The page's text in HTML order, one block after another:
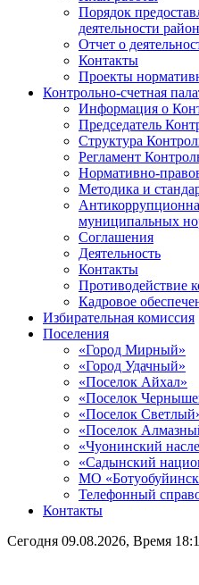
Порядок
деятельности
Отчет о
Контакты
Проекты
Контрольно-счетная
Информация о
Председатель
Структура
Регламент
Нормативно-
Методика и
муниципальных
Соглашения
Деятельность
Контакты
Противодействие
Кадровое
Избирательная комиссия
Поселения
«Город Мирный»
«Город Удачный»
«Поселок Айхал»
«Поселок
«Поселок
«Поселок
«Чуонинский
«Садынский
МО
Телефонный
Контакты
Сегодня 09.08.2026, Время